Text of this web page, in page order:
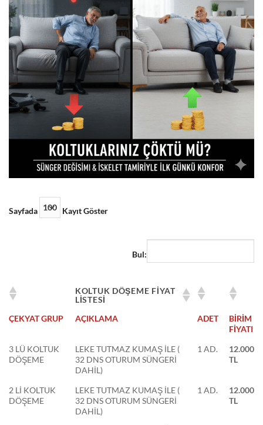
Sayfada Kayıt Göster
Bul:
KOLTUK DÖŞEME FİYAT
LİSTESİ
ÇEKYAT GRUP
AÇIKLAMA ADET
BİRİM
FİYATI
3 LÜ KOLTUK
DÖŞEME
LEKE TUTMAZ KUMAŞ İLE (
32 DNS OTURUM SÜNGERİ
DAHİL)
1 AD.
12.000
TL
2 Lİ KOLTUK
DÖŞEME
LEKE TUTMAZ KUMAŞ İLE (
32 DNS OTURUM SÜNGERİ
DAHİL)
1 AD.
12.000
TL